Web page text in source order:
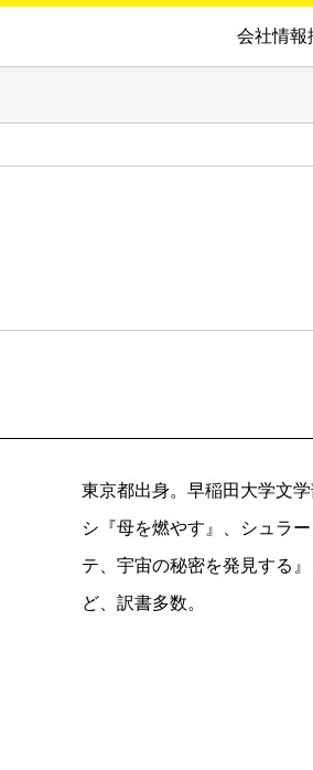
会社情報
東京都出身。早稲田大学文
シ『母を燃やす』、シュラ
テ、宇宙の秘密を発見する
ど、訳書多数。